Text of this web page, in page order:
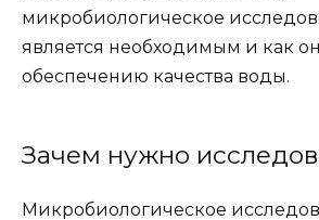
микробиологическое
является необходимым и как
обеспечению качества воды.
Зачем нужно
Микробиологическое